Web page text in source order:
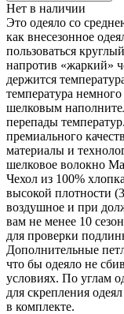
Нет в наличии
Это одеяло со
как внесезонное
пользоваться
напротив «жаркий»
держится
температура
шелковым
перепады
премиального
материалы и
шелковое волокно
Чехол из 100%
высокой плотности
воздушное и при
вам не менее 10
для проверки
Дополнительные
что бы одеяло не
условиях. По углам
для скрепления
в комплекте.